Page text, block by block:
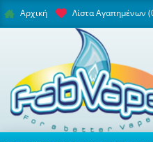
Αρχική Λίστα Αγαπημένων (